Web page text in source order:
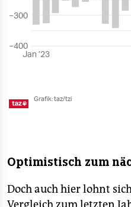
Optimistisch zum
Doch auch hier lohnt